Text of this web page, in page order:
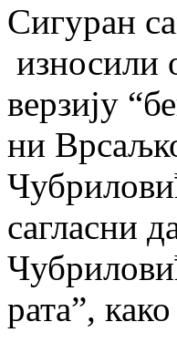
Сигуран
износили
верзију
ни
сагласни
рата”,